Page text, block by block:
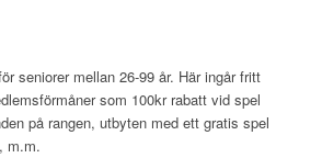
seniorer mellan 26-99 år. Här ingår fritt
som 100kr rabatt vid spel
på rangen, utbyten med ett gratis spel
m.m.